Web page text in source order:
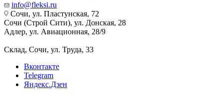
info@fleksi.ru
Сочи, ул. Пластунская, 72
Сочи (Строй Сити), ул. Донская, 28
Адлер, ул. Авиационная, 28/9
Склад, Сочи, ул. Труда, 33
Вконтакте
Telegram
Яндекс.Дзен